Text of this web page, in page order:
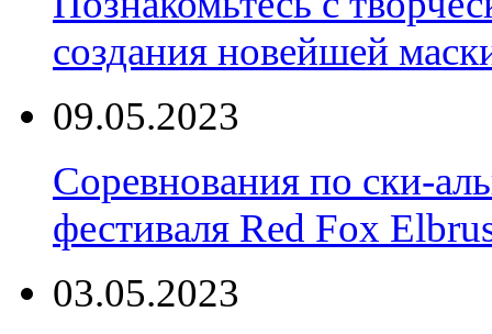
создания новейшей
09.05.2023
Соревнования по ски-
фестиваля Red Fox
03.05.2023